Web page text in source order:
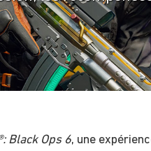
Black Ops 6, une